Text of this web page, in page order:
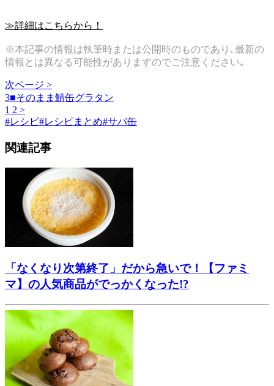
≫詳細はこちらから！
※本記事の情報は執筆時または公開時のものであり､最新の
情報とは異なる可能性がありますのでご注意ください｡
次ページ >
3■そのまま鯖缶グラタン
1 2 >
#レシピ#レシピまとめ#サバ缶
関連記事
「なくなり次第終了」だから急いで！【ファミ
マ】の人気商品がでっかくなった!?